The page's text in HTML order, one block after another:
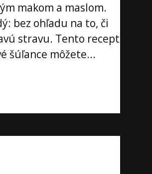
makom a maslom.
bez ohľadu na to, či
stravu. Tento recept
šúľance môžete...